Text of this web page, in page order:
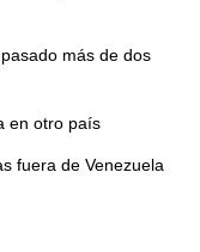
más de dos
en otro país
fuera de Venezuela